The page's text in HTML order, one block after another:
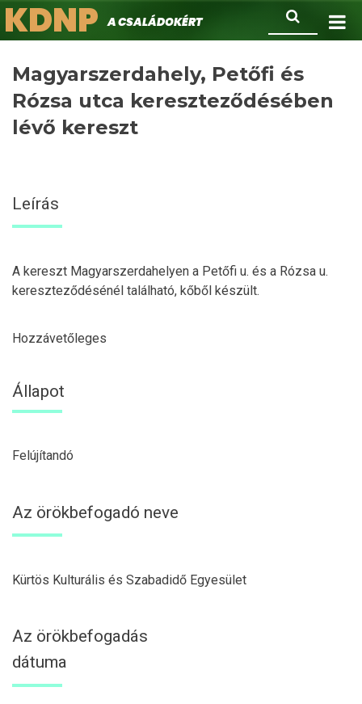
Ugrás
a
Keresés
KDNPA családokért.
Magyarszerdahely, Petőfi és
Rózsa utca kereszteződésében
lévő kereszt
Leírás
A kereszt Magyarszerdahelyen a Petőfi u. és a Rózsa u.
kereszteződésénél található, kőből készült.
Hozzávetőleges
Állapot
Felújítandó
Az örökbefogadó neve
Kürtös Kulturális és Szabadidő Egyesület
Az örökbefogadás
dátuma